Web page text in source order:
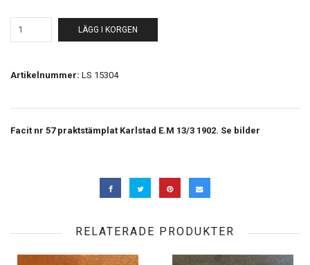
LÄGG I KORGEN
Artikelnummer: LS 15304
Facit nr 57 praktstämplat Karlstad E.M 13/3 1902. Se bilder
RELATERADE PRODUKTER